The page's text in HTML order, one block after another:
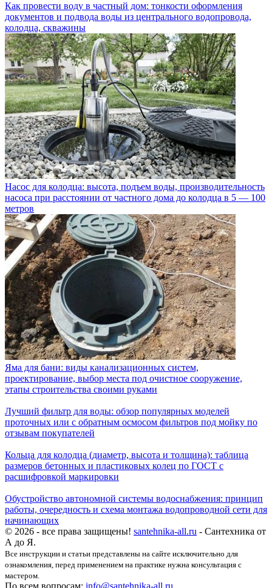
Как провести воду в частный дом: тонкости оформления
документов и подвода воды из центрального водопровода,
колодца, скважины
Насос для колодца: высота, подъем воды, производительность
насоса при расстоянии от частного дома до колодца в 5 — 100
метров
Яма для бани: виды канализационных систем,
проектирование, выбор места под очистное сооружение,
этапы строительства своими руками
Лучший фильтр для воды: обзор популярных моделей
проточных или с обратным осмосом фильтров под мойку по
отзывам покупателей
Кольца для колодца (диаметр, высота и толщина): таблица
размеров бетонных и пластиковых колец по ГОСТ с
расшифровкой маркировки
Обустройство автономной системы водоснабжения: принцип
работы, очередность и схема монтажа водопроводной сети для
начинающих
© 2026 - все права защищены! santehnika-all.ru - Сантехника от
А до Я.
Все инструкции и статьи представлены на сайте исключительно для
ознакомления, перед применением на практике нужна консультация с
мастером.
По всем вопросам: info@santehnika-all.ru